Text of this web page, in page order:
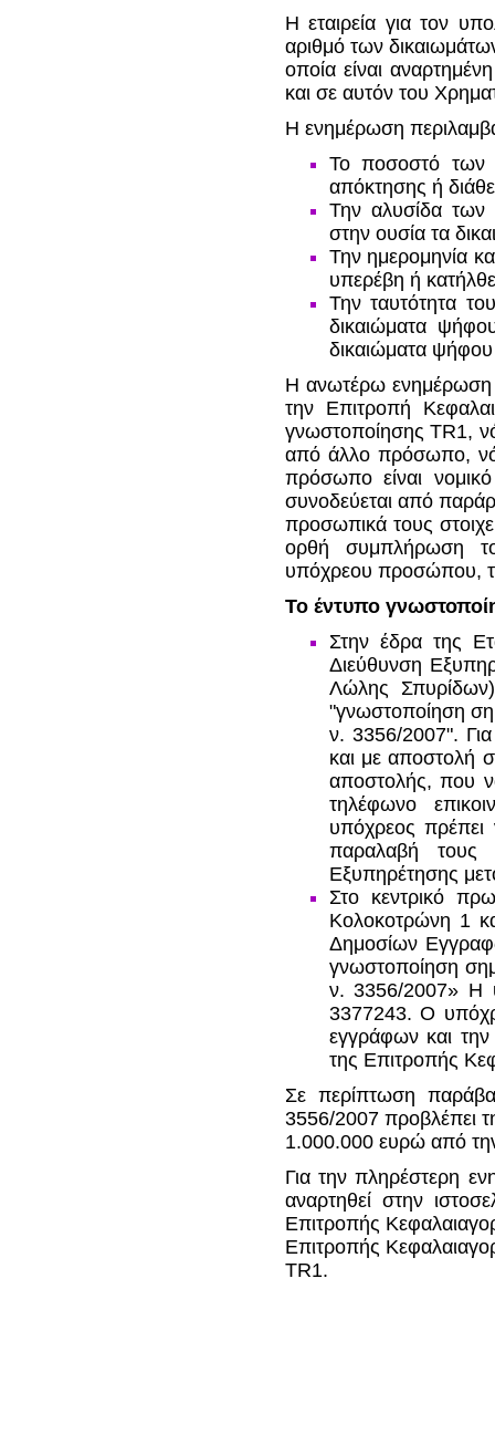
Η εταιρεία για τον
αριθμό των
οποία είναι
και σε αυτόν του
Η ενημέρωση
Το ποσοστό των
απόκτησης ή
Την αλυσίδα των
στην ουσία τα
Την ημερομηνία
υπερέβη ή
Την ταυτότητα
δικαιώματα
δικαιώματα
Η ανωτέρω ενημέρωση
την Επιτροπή
γνωστοποίησης ΤR1,
από άλλο πρόσωπο,
πρόσωπο είναι
συνοδεύεται από
προσωπικά τους
ορθή συμπλήρωση
υπόχρεου προσώπου, το
Το έντυπο
Στην έδρα της
Διεύθυνση
Λώλης
"γνωστοποίηση
ν. 3356/2007".
και με αποστολή
αποστολής, που
τηλέφωνο
υπόχρεος
παραλαβή τους
Εξυπηρέτησης
Στο κεντρικό
Κολοκοτρώνη 1
Δημοσίων
γνωστοποίηση
ν. 3356/2007» Η
3377243. Ο
εγγράφων και
της Επιτροπής
Σε περίπτωση
3556/2007 προβλέπει
1.000.000 ευρώ από
Για την πληρέστερη
αναρτηθεί στην
Επιτροπής
Επιτροπής
TR1.